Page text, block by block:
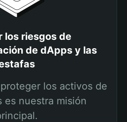
los riesgos de
de dApps y las
los activos de
es nuestra misión